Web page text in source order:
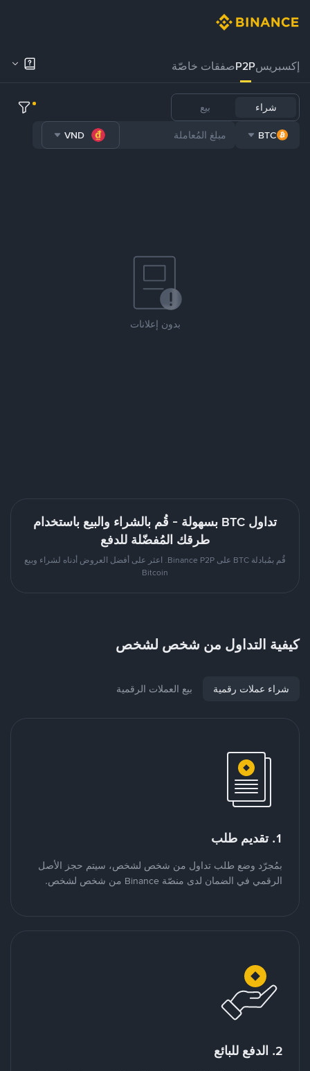
إكسبريسP2Pصفقات خاصّة
شراء بيع
BTC
VND
بدون إعلانات
تداول BTC بسهولة - قُم بالشراء والبيع باستخدام
طرقك المُفضّلة للدفع
قُم بمُبادلة BTC على Binance P2P. اعثر على أفضل العروض أدناه لشراء وبيع
Bitcoin
كيفية التداول من شخص لشخص
شراء عملات رقمية بيع العملات الرقمية
1. تقديم طلب
بمُجرّد وضع طلب تداول من شخص لشخص، سيتم حجز الأصل
الرقمي في الضمان لدى منصّة Binance من شخص لشخص.
2. الدفع للبائع